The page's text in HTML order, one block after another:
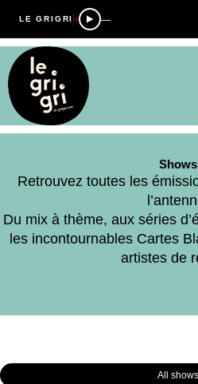
LE GRIGRI —
Shows
Retrouvez toutes les
Du mix à thème, aux séries
les incontournables Cartes
artistes de
All shows